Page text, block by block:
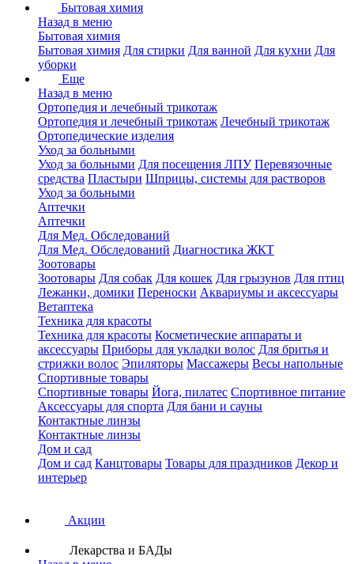
Бытовая химия
Назад в меню
Бытовая химия
Бытовая химия Для стирки Для ванной Для кухни Для
уборки
Еще
Назад в меню
Ортопедия и лечебный трикотаж
Ортопедия и лечебный трикотаж Лечебный трикотаж
Ортопедические изделия
Уход за больными
Уход за больными Для посещения ЛПУ Перевязочные
средства Пластыри Шприцы, системы для растворов
Уход за больными
Аптечки
Аптечки
Для Мед. Обследований
Для Мед. Обследований Диагностика ЖКТ
Зоотовары
Зоотовары Для собак Для кошек Для грызунов Для птиц
Лежанки, домики Переноски Аквариумы и аксессуары
Ветаптека
Техника для красоты
Техника для красоты Косметические аппараты и
аксессуары Приборы для укладки волос Для бритья и
стрижки волос Эпиляторы Массажеры Весы напольные
Спортивные товары
Спортивные товары Йога, пилатес Спортивное питание
Аксессуары для спорта Для бани и сауны
Контактные линзы
Контактные линзы
Дом и сад
Дом и сад Канцтовары Товары для праздников Декор и
интерьер
Акции
Лекарства и БАДы